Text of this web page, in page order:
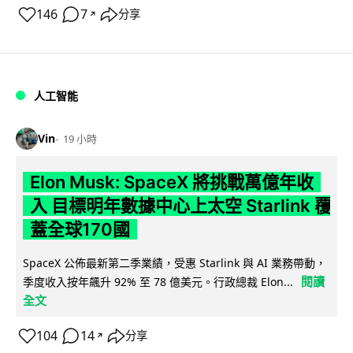
146 7 ↗ 分享
人工智能
Vin 19 小時
Elon Musk: SpaceX 將挑戰萬億年收
入 目標明年數據中心上太空 Starlink 覆
蓋全球170國
SpaceX 公佈最新第二季業績，受惠 Starlink 與 AI 業務帶動，
季度收入按年飆升 92% 至 78 億美元。行政總裁 Elon...
閱讀
全文
104 14 ↗ 分享